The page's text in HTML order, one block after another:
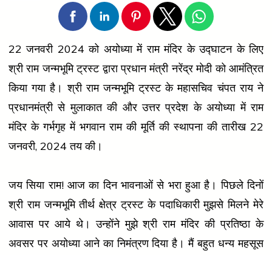
22 जनवरी 2024 को अयोध्या में राम मंदिर के उद्घाटन के लिए
श्री राम जन्मभूमि ट्रस्ट द्वारा प्रधान मंत्री नरेंद्र मोदी को आमंत्रित
किया गया है। श्री राम जन्मभूमि ट्रस्ट के महासचिव चंपत राय ने
प्रधानमंत्री से मुलाकात की और उत्तर प्रदेश के अयोध्या में राम
मंदिर के गर्भगृह में भगवान राम की मूर्ति की स्थापना की तारीख 22
जनवरी, 2024 तय की।
जय सिया राम! आज का दिन भावनाओं से भरा हुआ है। पिछले दिनों
श्री राम जन्मभूमि तीर्थ क्षेत्र ट्रस्ट के पदाधिकारी मुझसे मिलने मेरे
आवास पर आये थे। उन्होंने मुझे श्री राम मंदिर की प्रतिष्ठा के
अवसर पर अयोध्या आने का निमंत्रण दिया है। मैं बहुत धन्य महसूस